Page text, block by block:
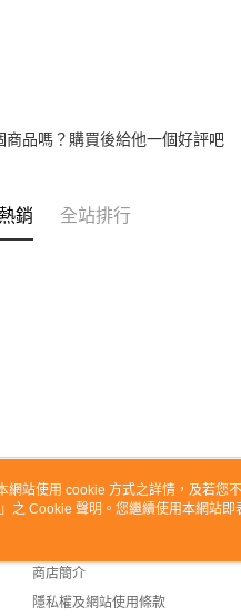
商品嗎？購買後給他一個好評吧
銷 全站排行
關於我們
商店簡介
隱私權及網站使用條款
網站使用 cookie 方式之詳情，及若您
」之 Cookie 聲明。您繼續使用本網站